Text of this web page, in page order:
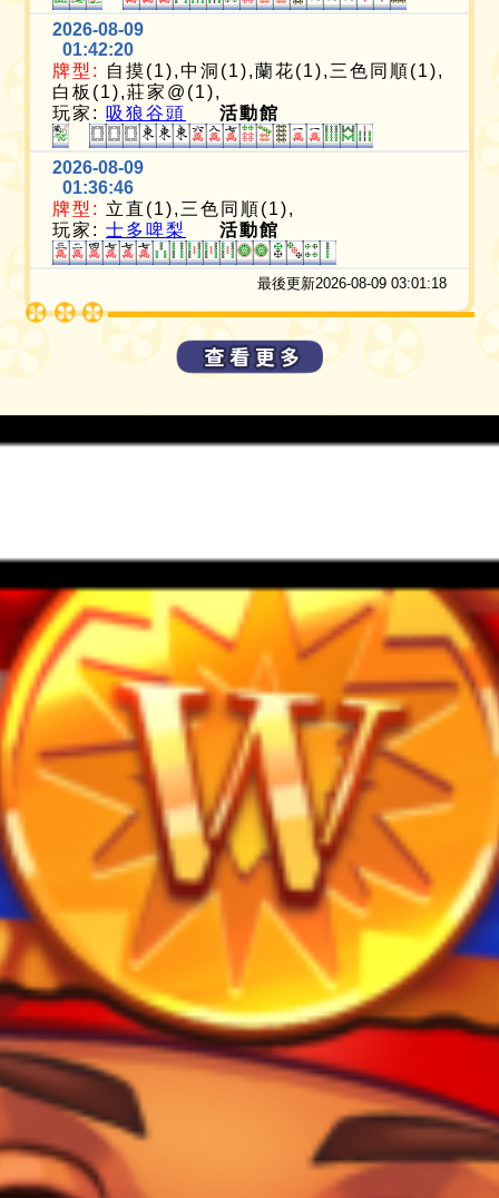
2026-08-09
01:42:20
牌型:
自摸(1),中洞(1),蘭花(1),三色同順(1),
白板(1),莊家@(1),
玩家: 吸狼谷頭 活動館
2026-08-09
01:36:46
牌型: 立直(1),三色同順(1),
玩家:士多啤梨 活動館
最後更新2026-08-09 03:01:18